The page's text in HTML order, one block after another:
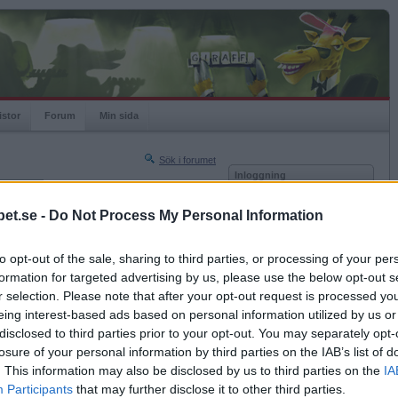
- Do Not Process My Personal Information
opt-out of the sale, sharing to third parties, or processing of your
for targeted advertising by us, please use the below opt-out
selection. Please note that after your opt-out request is processed
interest-based ads based on personal information utilized by us
to third parties prior to your opt-out. You may separately
of your personal information by third parties on the IAB’s list of
This information may also be disclosed by us to third parties on the
Participants that may further disclose it to other third parties.
Forum Min sida
Sök i forumet
Nästa sida »
2024-10-09 01:58
Inloggning
Kom ihåg mig
Glömt ditt lösenord?
Få ny aktiveringslänk
Betapet är gratis!